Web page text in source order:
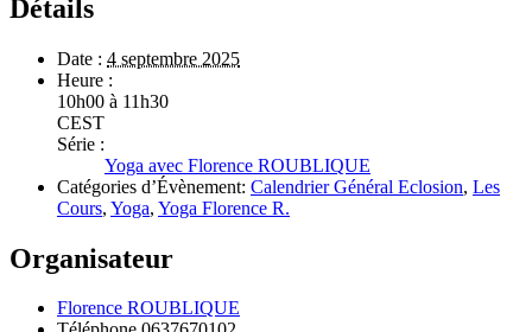
Détails
Date : 4 septembre 2025
Heure :
10h00 à 11h30
CEST
Série :
Yoga avec Florence ROUBLIQUE
Catégories d’Évènement: Calendrier Général Eclosion, Les
Cours, Yoga, Yoga Florence R.
Organisateur
Florence ROUBLIQUE